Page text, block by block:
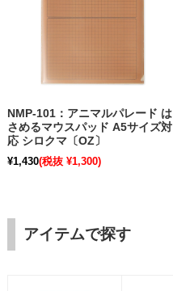
NMP-101：アニマルパレード は
さめるマウスパッド A5サイズ対
応 シロクマ〔OZ〕
¥1,430(税抜 ¥1,300)
アイテムで探す